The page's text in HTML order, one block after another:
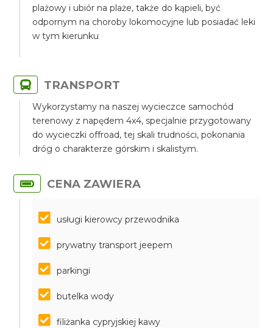
plażowy i ubiór na plaże, także do kąpieli, być
odpornym na choroby lokomocyjne lub posiadać leki
w tym kierunku
TRANSPORT
Wykorzystamy na naszej wycieczce samochód
terenowy z napędem 4x4, specjalnie przygotowany
do wycieczki offroad, tej skali trudności, pokonania
dróg o charakterze górskim i skalistym.
CENA ZAWIERA
usługi kierowcy przewodnika
prywatny transport jeepem
parkingi
butelka wody
filiżanka cypryjskiej kawy